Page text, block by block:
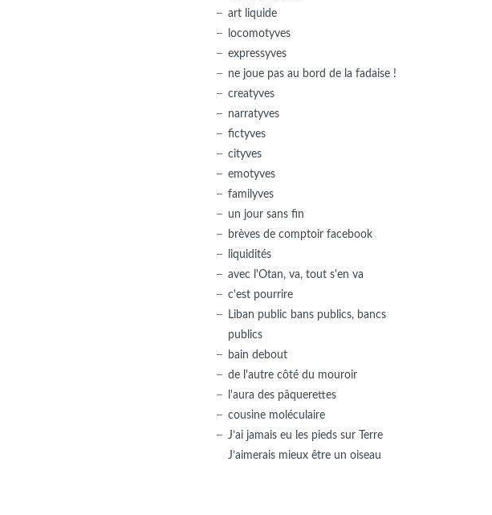
art liquide
locomotyves
expressyves
ne joue pas au bord de la fadaise !
creatyves
narratyves
fictyves
cityves
emotyves
familyves
un jour sans fin
brèves de comptoir facebook
liquidités
avec l'Otan, va, tout s'en va
c'est pourrire
Liban public bans publics, bancs
publics
bain debout
de l'autre côté du mouroir
l'aura des pâquerettes
cousine moléculaire
J’ai jamais eu les pieds sur Terre
J’aimerais mieux être un oiseau